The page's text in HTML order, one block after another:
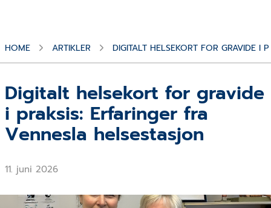
HOME ARTIKLER DIGITALT HELSEKORT FOR GRAVIDE I
Digitalt helsekort for gravide
i praksis: Erfaringer fra
Vennesla helsestasjon
11. juni 2026